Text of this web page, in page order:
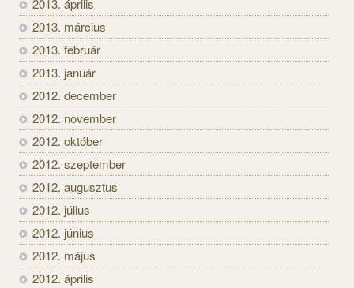
2013. április
2013. március
2013. február
2013. január
2012. december
2012. november
2012. október
2012. szeptember
2012. augusztus
2012. július
2012. június
2012. május
2012. április